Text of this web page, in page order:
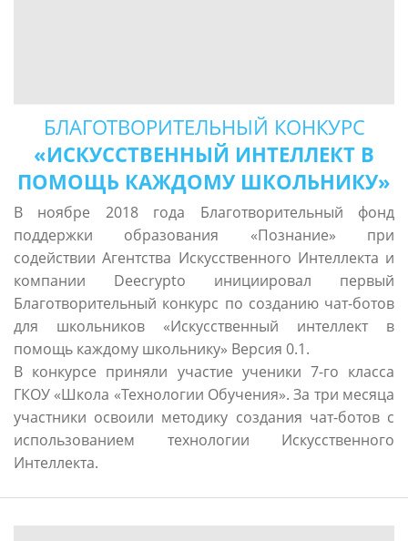
БЛАГОТВОРИТЕЛЬНЫЙ КОНКУРС
«ИСКУССТВЕННЫЙ ИНТЕЛЛЕКТ В
ПОМОЩЬ КАЖДОМУ ШКОЛЬНИКУ»
В ноябре 2018 года Благотворительный фонд
поддержки образования «Познание» при
содействии Агентства Искусственного Интеллекта и
компании Deecrypto инициировал первый
Благотворительный конкурс по созданию чат-ботов
для школьников «Искусственный интеллект в
помощь каждому школьнику» Версия 0.1.
В конкурсе приняли участие ученики 7-го класса
ГКОУ «Школа «Технологии Обучения». За три месяца
участники освоили методику создания чат-ботов с
использованием технологии Искусственного
Интеллекта.